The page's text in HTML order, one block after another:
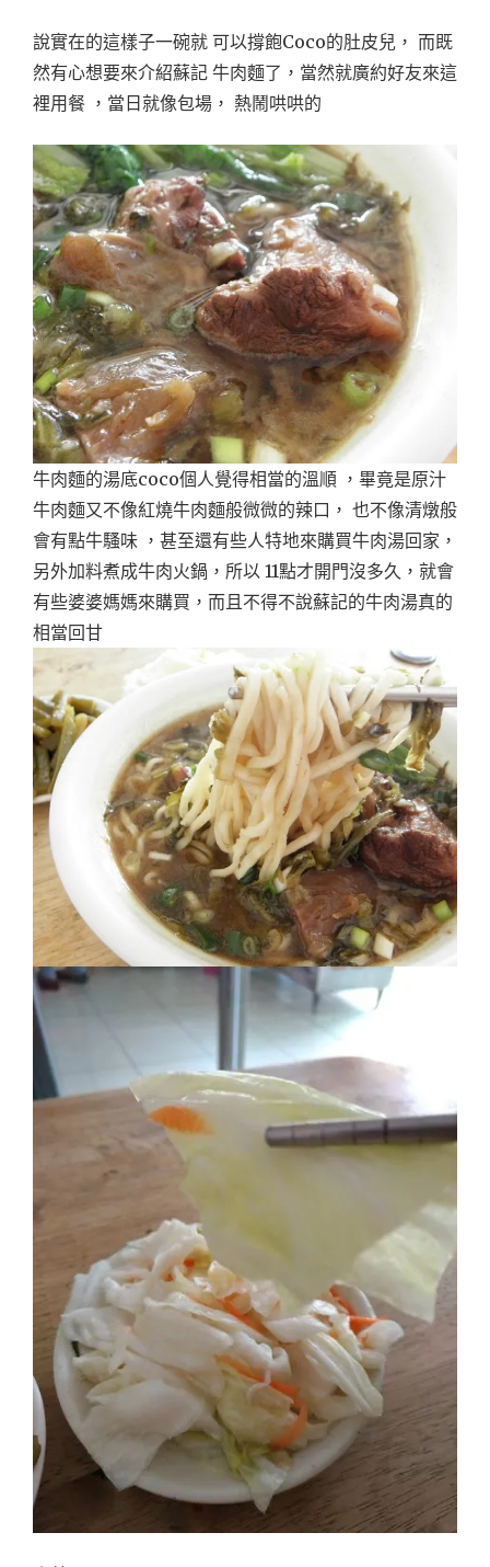
說實在的這樣子一碗就 可以撐飽Coco的肚皮兒， 而既
然有心想要來介紹蘇記 牛肉麵了，當然就廣約好友來這
裡用餐 ，當日就像包場， 熱鬧哄哄的
牛肉麵的湯底coco個人覺得相當的溫順 ，畢竟是原汁
牛肉麵又不像紅燒牛肉麵般微微的辣口， 也不像清燉般
會有點牛騷味 ，甚至還有些人特地來購買牛肉湯回家，
另外加料煮成牛肉火鍋，所以 11點才開門沒多久，就會
有些婆婆媽媽來購買，而且不得不說蘇記的牛肉湯真的
相當回甘